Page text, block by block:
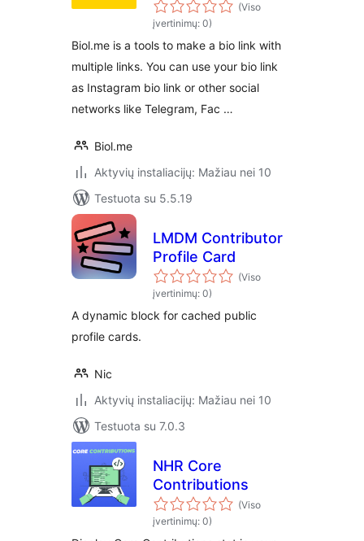
(Viso
įvertinimų: 0)
Biol.me is a tools to make a bio link with
multiple links. You can use your bio link
as Instagram bio link or other social
networks like Telegram, Fac …
Biol.me
Aktyvių instaliacijų: Mažiau nei 10
Testuota su 5.5.19
LMDM Contributor
Profile Card
(Viso
įvertinimų: 0)
A dynamic block for cached public
profile cards.
Nic
Aktyvių instaliacijų: Mažiau nei 10
Testuota su 7.0.3
NHR Core
Contributions
(Viso
įvertinimų: 0)